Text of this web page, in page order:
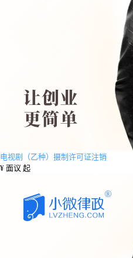
电视剧（乙种）摄制许可证注销
¥ 面议 起